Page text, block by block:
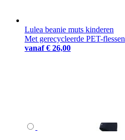
Lulea beanie muts kinderen
Met gerecycleerde PET-flessen
vanaf € 26,00